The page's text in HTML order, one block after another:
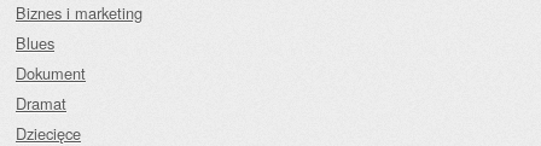
Biznes i marketing
Blues
Dokument
Dramat
Dziecięce